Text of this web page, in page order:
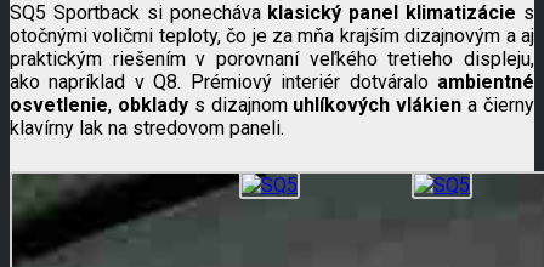
SQ5 Sportback si ponecháva klasický panel klimatizácie s
otočnými voličmi teploty, čo je za mňa krajším dizajnovým a aj
praktickým riešením v porovnaní veľkého tretieho displeju,
ako napríklad v Q8. Prémiový interiér dotváralo ambientné
osvetlenie, obkladys dizajnom uhlíkových vlákien a čierny
klavírny lak na stredovom paneli.